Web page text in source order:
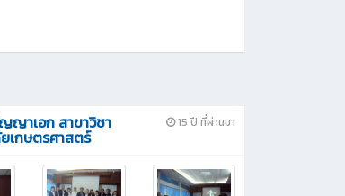
15 ปี ที่ผ่านมา
ญาเอก สาขาวิชา
เกษตรศาสตร์